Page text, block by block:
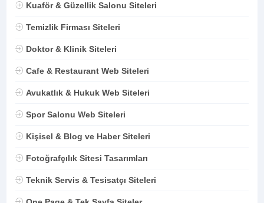
Kuaför & Güzellik Salonu Siteleri
Temizlik Firması Siteleri
Doktor & Klinik Siteleri
Cafe & Restaurant Web Siteleri
Avukatlık & Hukuk Web Siteleri
Spor Salonu Web Siteleri
Kişisel & Blog ve Haber Siteleri
Fotoğrafçılık Sitesi Tasarımları
Teknik Servis & Tesisatçı Siteleri